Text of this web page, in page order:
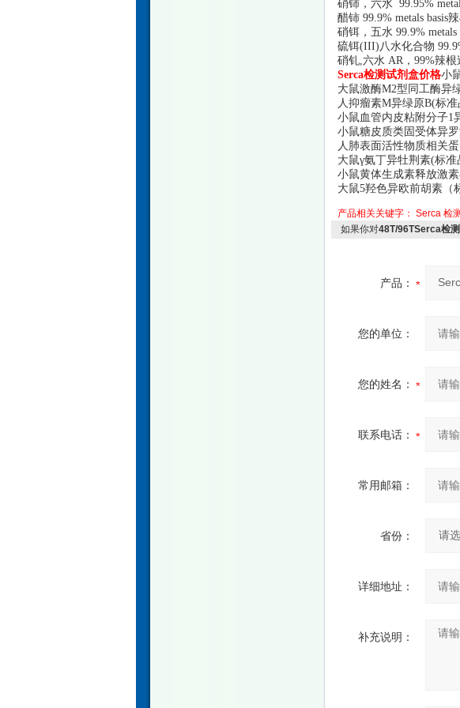
硝铈，六水99.95%
醋铈99.9% metals basis
硝铒，五水99.9%
硫铒(III)八水化合物
硝钆,六水 AR，99%辣
Serca检测试剂盒价格小
大鼠激酶M2型同工酶异
人抑瘤素M异绿原B(标准
小鼠血管内皮粘附分子1
小鼠糖皮质类固受体异
人肺表面活性物质相关蛋
大鼠γ氨丁异牡荆素(标准
小鼠黄体生成素释放激
大鼠5羟色异欧前胡素（
产品相关关键字： Serca 检
如果你对48T/96TSerca检
产品：
您的单位：
您的姓名：
联系电话：
常用邮箱：
省份：
详细地址：
补充说明：